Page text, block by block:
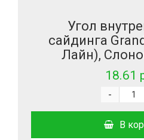
Угол
сайдинга
Лайн),
18.61
-
В